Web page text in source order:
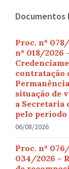
Documentos
Proc. nº
nº 018/2026
contratação
situação de
a Secretaria
pelo período
06/08/2026
Proc. nº
034/2026 –